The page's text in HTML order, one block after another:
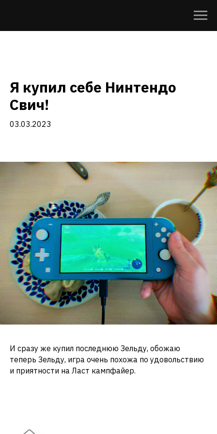
Я купил себе Нинтендо
Свич!
03.03.2023
И сразу же купил последнюю Зельду, обожаю
теперь Зельду, игра очень похожа по удовольствию
и приятности на Ласт кампфайер.